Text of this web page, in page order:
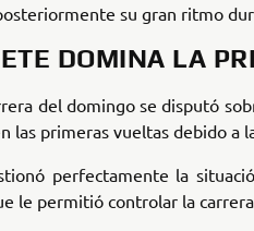
su gran ritmo
DOMINA LA
del domingo se disputó
las primeras vueltas debido a
perfectamente la
le permitió controlar la